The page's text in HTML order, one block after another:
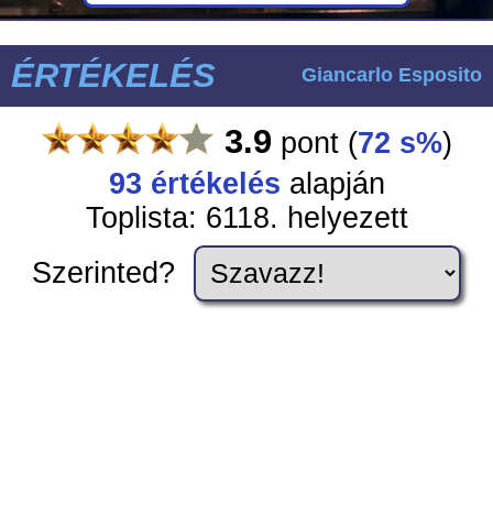
ÉRTÉKELÉS Giancarlo Esposito
3.9 pont (72 s%)
93 értékelés alapján
Toplista: 6118. helyezett
Szerinted?